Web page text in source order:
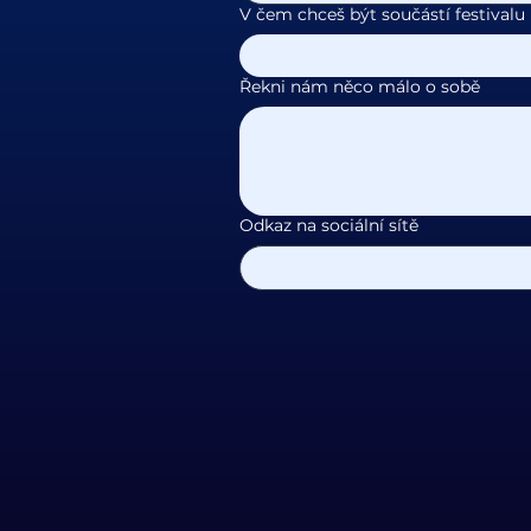
V čem chceš být součástí festivalu
Řekni nám něco málo o sobě
Odkaz na sociální sítě